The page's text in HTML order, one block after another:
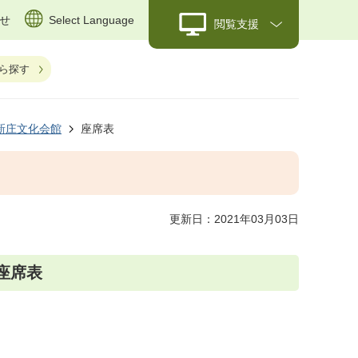
Select Language 閲覧支援
探す
庄文化会館 座席表
更新日：2021年03月03日
席表